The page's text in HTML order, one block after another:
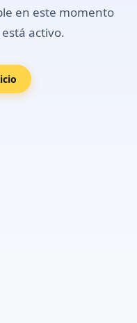
en este momento
activo.